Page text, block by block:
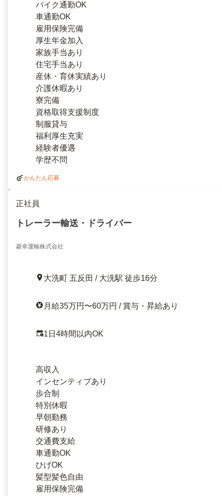
バイク通勤OK
車通勤OK
雇用保険完備
厚生年金加入
家族手当あり
住宅手当あり
産休・育休実績あり
介護休暇あり
寮完備
資格取得支援制度
制服貸与
福利厚生充実
経験者優遇
学歴不問
かんたん応募
正社員
トレーラー輸送・ドライバー
菱幸運輸株式会社
大洗町 五反田 / 大洗駅 徒歩16分
月給35万円〜60万円 / 賞与・昇給あり
1日4時間以内OK
高収入
インセンティブあり
歩合制
特別休暇
早朝勤務
研修あり
交通費支給
車通勤OK
ひげOK
髪型髪色自由
雇用保険完備